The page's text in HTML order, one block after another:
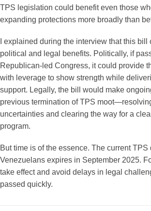
TPS legislation could benefit even those
expanding protections more broadly than
I explained during the interview that this bill
political and legal benefits. Politically, if
Republican-led Congress, it could provide
with leverage to show strength while
support. Legally, the bill would make
previous termination of TPS
uncertainties and clearing the way for a
program.
But time is of the essence. The current
Venezuelans expires in September 2025.
take effect and avoid delays in legal
passed quickly.